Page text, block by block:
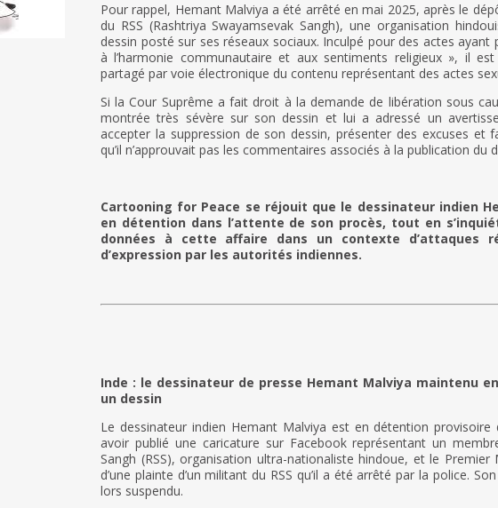
Pour rappel, Hemant Malviya a été arrêté en mai 2025, après le
du RSS (Rashtriya Swayamsevak Sangh), une organisation
dessin posté sur ses réseaux sociaux. Inculpé pour des actes
à l’harmonie communautaire et aux sentiments religieux », il
partagé par voie électronique du contenu représentant des actes
Si la Cour Suprême a fait droit à la demande de libération sous
montrée très sévère sur son dessin et lui a adressé un
accepter la suppression de son dessin, présenter des excuses et
qu’il n’approuvait pas les commentaires associés à la publication du
Cartooning for Peace se réjouit que le dessinateur indien
en détention dans l’attente de son procès, tout en
données à cette affaire dans un contexte d’attaques
d’expression par les autorités indiennes.
Inde : le dessinateur de presse Hemant Malviya maintenu
un dessin
Le dessinateur indien Hemant Malviya est en détention
avoir publié une caricature sur Facebook représentant un
Sangh (RSS), organisation ultra-nationaliste hindoue, et le Premier
d’une plainte d’un militant du RSS qu’il a été arrêté par la police.
lors suspendu.